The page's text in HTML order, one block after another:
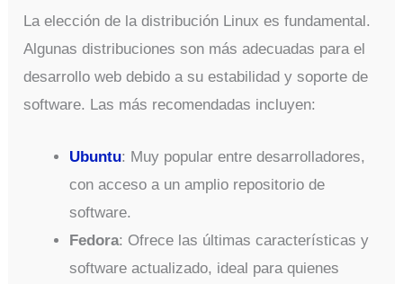
La elección de la distribución Linux es fundamental.
Algunas distribuciones son más adecuadas para el
desarrollo web debido a su estabilidad y soporte de
software. Las más recomendadas incluyen:
Ubuntu: Muy popular entre desarrolladores,
con acceso a un amplio repositorio de
software.
Fedora: Ofrece las últimas características y
software actualizado, ideal para quienes